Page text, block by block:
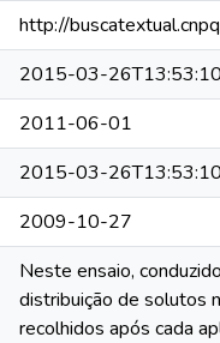
http://
2015-03-
2011-06-01
2015-03-
2009-10-27
Neste ensaio,
distribuição de solutos
recolhidos após cada